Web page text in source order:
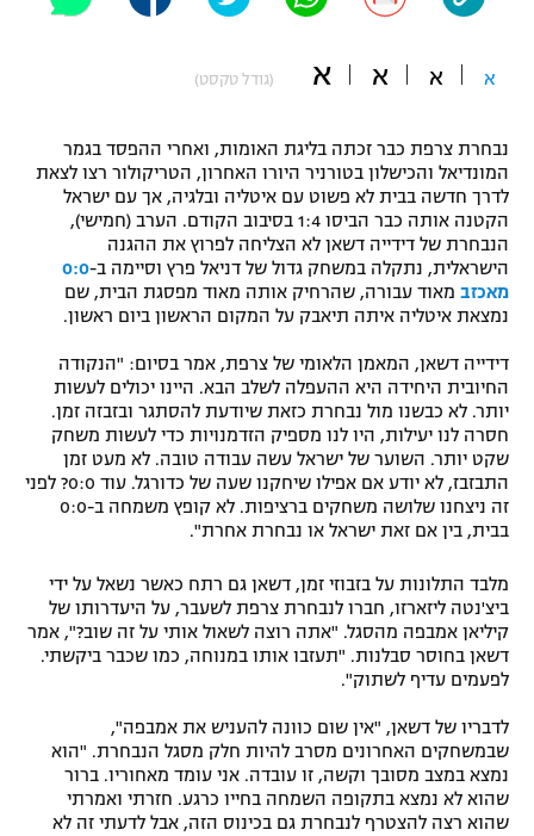
תקנון משתתפים וזוכים בפרסים
תקנון עבור פעילות אלקטרה
תקנון עבור פעילות ספורט 1 – "מרלן"
טניס
גיימינג E-Sports
תנאי שימוש
מדיניות פרטיות
תקנון פעילות ספורט 1
הצטרפות לחבילת הערוצים
לוח דרושים – ג'ובנט
תגיות
המגזין
כדורמים
פוטבול אמריקאי NFL
בייסבול MLB
אומנויות לחימה
גיימינג E-Sports
א א א א (גודל טקסט)
נבחרת צרפת כבר זכתה בליגת האומות, ואחרי ההפסד בגמר
המונדיאל והכישלון בטורניר היורו האחרון, הטריקולור רצו לצאת
לדרך חדשה בבית לא פשוט עם איטליה ובלגיה, אך עם ישראל
הקטנה אותה כבר הביסו 1:4 בסיבוב הקודם. הערב (חמישי),
הנבחרת של דידייה דשאן לא הצליחה לפרוץ את ההגנה
הישראלית, נתקלה במשחק גדול של דניאל פרץ וסיימה ב-0:0
מאכזב מאוד עבורה, שהרחיק אותה מאוד מפסגת הבית, שם
נמצאת איטליה איתה תיאבק על המקום הראשון ביום ראשון.
דידייה דשאן, המאמן הלאומי של צרפת, אמר בסיום: "הנקודה
החיובית היחידה היא ההעפלה לשלב הבא. היינו יכולים לעשות
יותר. לא כבשנו מול נבחרת כזאת שיודעת להסתגר ובזבזה זמן.
חסרה לנו יעילות, היו לנו מספיק הזדמנויות כדי לעשות משחק
שקט יותר. השוער של ישראל עשה עבודה טובה. לא מעט זמן
התבזבז, לא יודע אם אפילו שיחקנו שעה של כדורגל. עוד 0:0? לפני
זה ניצחנו שלושה משחקים ברציפות. לא קופץ משמחה ב-0:0
בבית, בין אם זאת ישראל או נבחרת אחרת".
מלבד התלונות על בזבוזי זמן, דשאן גם רתח כאשר נשאל על ידי
ביצ'נטה ליזארזו, חברו לנבחרת צרפת לשעבר, על היעדרותו של
קיליאן אמבפה מהסגל. "אתה רוצה לשאול אותי על זה שוב?", אמר
דשאן בחוסר סבלנות. "תעזבו אותו במנוחה, כמו שכבר ביקשתי.
לפעמים עדיף לשתוק".
לדבריו של דשאן, "אין שום כוונה להעניש את אמבפה",
שבמשחקים האחרונים מסרב להיות חלק מסגל הנבחרת. "הוא
נמצא במצב מסובך וקשה, זו עובדה. אני עומד מאחוריו. ברור
שהוא לא נמצא בתקופה השמחה בחייו כרגע. חזרתי ואמרתי
שהוא רצה להצטרף לנבחרת גם בכינוס הזה, אבל לדעתי זה לא